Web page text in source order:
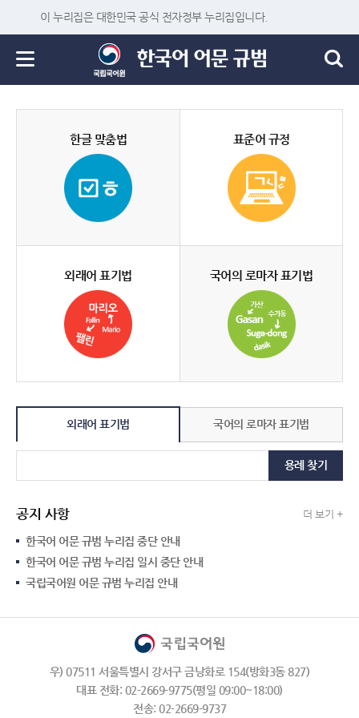
이 누리집은 대한민국 공식 전자정부 누리집입니다.
한글 맞춤법 표준어 규정
외래어 표기법 국어의 로마자 표기법
외래어 표기법 국어의 로마자 표기법
용례 찾기
공지 사항 더 보기 +
한국어 어문 규범 누리집 중단 안내
한국어 어문 규범 누리집 일시 중단 안내
국립국어원 어문 규범 누리집 안내
우) 07511 서울특별시 강서구 금낭화로 154(방화3동 827)
대표 전화: 02-2669-9775(평일 09:00~18:00)
전송: 02-2669-9737